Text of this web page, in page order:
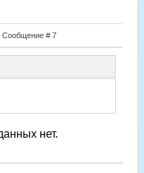
Сообщение # 7
нет.